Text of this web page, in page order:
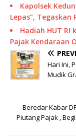
Kapolsek
Lepas”, Tegaskan
Hadiah HUT RI
Pajak Kendaraan
Hari Ini,
Mudik
Beredar Kabar
Piutang Pajak ,